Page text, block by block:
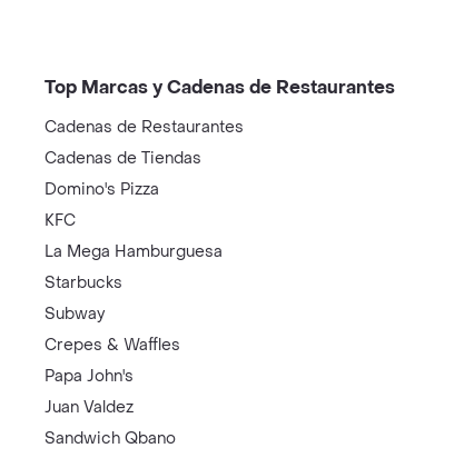
Top Marcas y Cadenas de Restaurantes
Cadenas de Restaurantes
Cadenas de Tiendas
Domino's Pizza
KFC
La Mega Hamburguesa
Starbucks
Subway
Crepes & Waffles
Papa John's
Juan Valdez
Sandwich Qbano